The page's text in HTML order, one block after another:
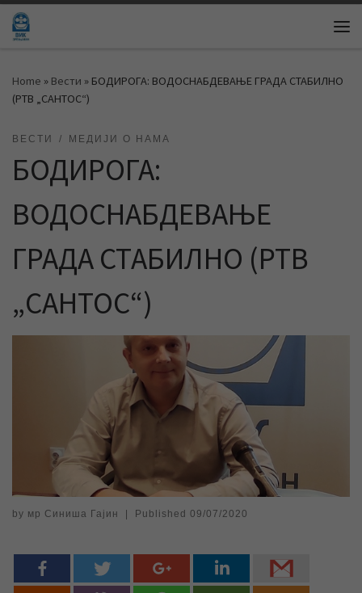
Skip to content
Home » Вести » БОДИРОГА: ВОДОСНАБДЕВАЊЕ ГРАДА СТАБИЛНО
(РТВ „САНТОС“)
ВЕСТИ МЕДИЈИ О НАМА
БОДИРОГА:
ВОДОСНАБДЕВАЊЕ
ГРАДА СТАБИЛНО (РТВ
„САНТОС“)
by мр Синиша Гајин Published 09/07/2020